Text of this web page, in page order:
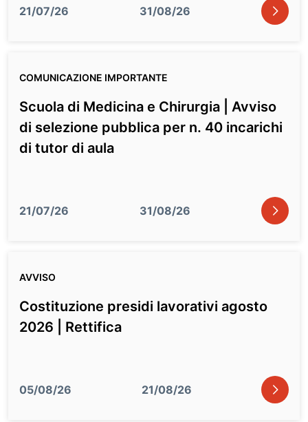
21/07/26 31/08/26 icon
COMUNICAZIONE IMPORTANTE
Scuola di Medicina e Chirurgia | Avviso
di selezione pubblica per n. 40 incarichi
di tutor di aula
21/07/26 31/08/26 icon
AVVISO
Costituzione presidi lavorativi agosto
2026 | Rettifica
05/08/26 21/08/26 icon